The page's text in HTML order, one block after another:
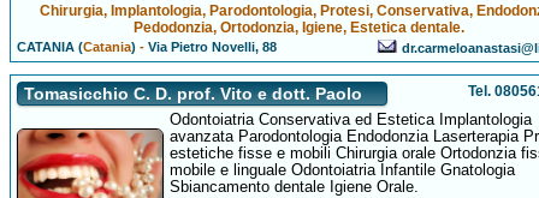
Chirurgia, Implantologia, Parodontologia, Protesi, Conservativa,
Pedodonzia, Ortodonzia, Igiene, Estetica dentale.
CATANIA (Catania) -Via Pietro Novelli, 88
Tomasicchio C. D. prof. Vito e dott. Paolo Tel.
Odontoiatria Conservativa ed Estetica Implantologia
avanzata Parodontologia Endodonzia Laserterapia
estetiche fisse e mobili Chirurgia orale Ortodonzia
mobile e linguale Odontoiatria Infantile Gnatologia
Sbiancamento dentale Igiene Orale.